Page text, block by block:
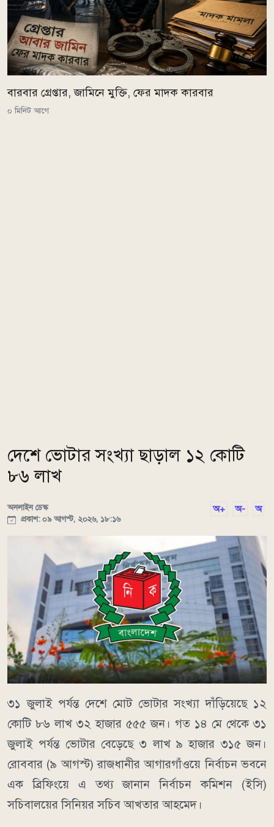
বারবার গ্রেপ্তার, জামিনে মুক্তি, ফের মাদক কারবার
০ মিনিট আগে
দেশে ভোটার সংখ্যা ছাড়াল ১২ কোটি
৮৬ লাখ
অনলাইন ডেস্ক
প্রকাশ: ০৯ আগস্ট, ২০২৬, ১৮:১৬
অ+ অ- অ
৩১ জুলাই পর্যন্ত দেশে মোট ভোটার সংখ্যা দাঁড়িয়েছে ১২
কোটি ৮৬ লাখ ৩২ হাজার ৫৫৫ জন। গত ১৪ মে থেকে ৩১
জুলাই পর্যন্ত ভোটার বেড়েছে ৩ লাখ ৯ হাজার ৩১৫ জন।
রোববার (৯ আগস্ট) রাজধানীর আগারগাঁওয়ে নির্বাচন ভবনে
এক ব্রিফিংয়ে এ তথ্য জানান নির্বাচন কমিশন (ইসি)
সচিবালয়ের সিনিয়র সচিব আখতার আহমেদ।